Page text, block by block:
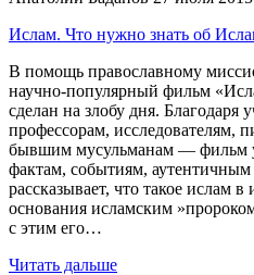
Ислам. Что нужно знать об
В помощь православному
научно-популярный фильм
сделан на злобу дня. Благодаря
профессорам, исследователям,
бывшим мусульманам — фильм
фактам, событиям,
рассказывает, что такое ислам
основания исламским
с этим его…
Читать дальше